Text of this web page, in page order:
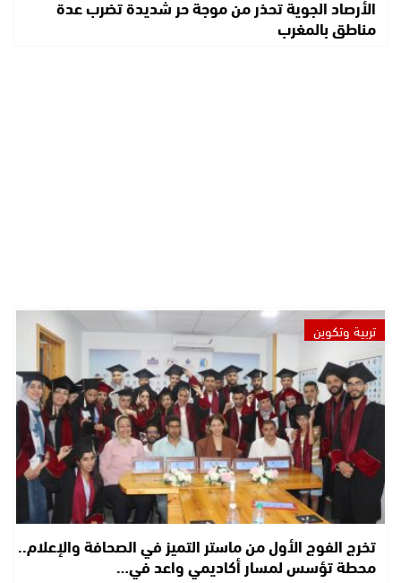
الأرصاد الجوية تحذر من موجة حر شديدة تضرب عدة
مناطق بالمغرب
تربية وتكوين
تخرج الفوج الأول من ماستر التميز في الصحافة والإعلام..
محطة تؤسس لمسار أكاديمي واعد في…